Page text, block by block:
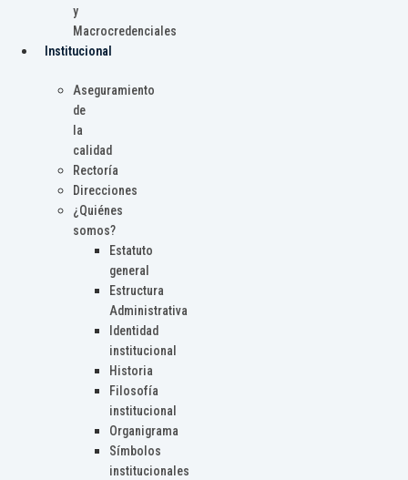
y
Macrocredenciales
Institucional
Aseguramiento
de
la
calidad
Rectoría
Direcciones
¿Quiénes
somos?
Estatuto
general
Estructura
Administrativa
Identidad
institucional
Historia
Filosofía
institucional
Organigrama
Símbolos
institucionales